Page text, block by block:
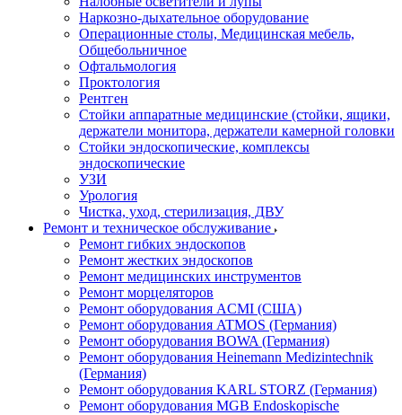
Наркозно-дыхательное оборудование
Операционные столы, Медицинская мебель,
Общебольничное
Офтальмология
Проктология
Рентген
Стойки аппаратные медицинские (стойки, ящики,
держатели монитора, держатели камерной головки
Стойки эндоскопические, комплексы
эндоскопические
УЗИ
Урология
Чистка, уход, стерилизация, ДВУ
Ремонт и техническое обслуживание
Ремонт гибких эндоскопов
Ремонт жестких эндоскопов
Ремонт медицинских инструментов
Ремонт морцеляторов
Ремонт оборудования ACMI (США)
Ремонт оборудования ATMOS (Германия)
Ремонт оборудования BOWA (Германия)
Ремонт оборудования Heinemann Medizintechnik
(Германия)
Ремонт оборудования KARL STORZ (Германия)
Ремонт оборудования MGB Endoskopische